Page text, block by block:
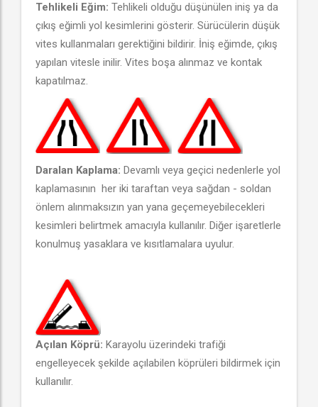
Tehlikeli Eğim: Tehlikeli olduğu düşünülen iniş ya da
çıkış eğimli yol kesimlerini gösterir. Sürücülerin düşük
vites kullanmaları gerektiğini bildirir. İniş eğimde, çıkış
yapılan vitesle inilir. Vites boşa alınmaz ve kontak
kapatılmaz.
Daralan Kaplama: Devamlı veya geçici nedenlerle yol
kaplamasının her iki taraftan veya sağdan - soldan
önlem alınmaksızın yan yana geçemeyebilecekleri
kesimleri belirtmek amacıyla kullanılır. Diğer işaretlerle
konulmuş yasaklara ve kısıtlamalara uyulur.
Açılan Köprü: Karayolu üzerindeki trafiği
engelleyecek şekilde açılabilen köprüleri bildirmek için
kullanılır.